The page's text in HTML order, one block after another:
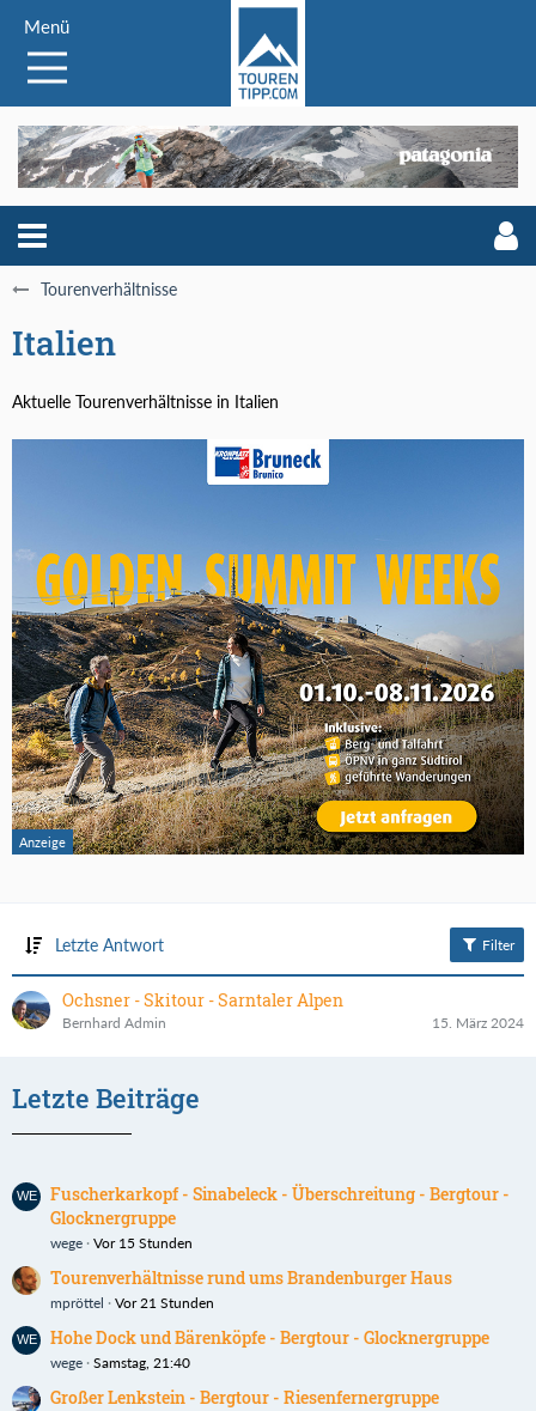
Menü
Tourenverhältnisse
Italien
Aktuelle Tourenverhältnisse in Italien
Letzte Antwort Filter
Ochsner - Skitour - Sarntaler Alpen
Bernhard Admin 15. März 2024
Letzte Beiträge
Fuscherkarkopf - Sinabeleck - Überschreitung - Bergtour -
Glocknergruppe
wege Vor 15 Stunden
Tourenverhältnisse rund ums Brandenburger Haus
mpröttel Vor 21 Stunden
Hohe Dock und Bärenköpfe - Bergtour - Glocknergruppe
wege Samstag, 21:40
Großer Lenkstein - Bergtour - Riesenfernergruppe